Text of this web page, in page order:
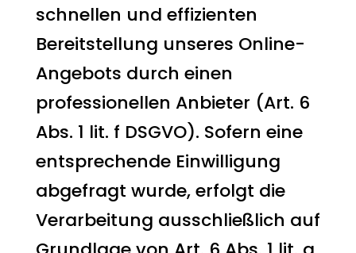
schnellen und effizienten
Bereitstellung unseres Online-
Angebots durch einen
professionellen Anbieter (Art. 6
Abs. 1 lit. f DSGVO). Sofern eine
entsprechende Einwilligung
abgefragt wurde, erfolgt die
Verarbeitung ausschließlich auf